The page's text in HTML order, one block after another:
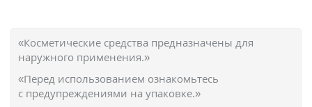
«Косметические средства предназначены для
наружного применения.»
«Перед использованием ознакомьтесь
с предупреждениями на упаковке.»